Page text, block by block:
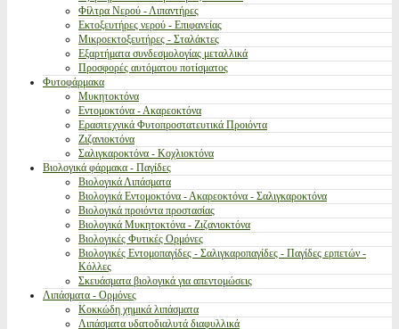
Φίλτρα Νερού - Λιπαντήρες
Εκτοξευτήρες νερού - Επιφανείας
Μικροεκτοξευτήρες - Σταλάκτες
Εξαρτήματα συνδεσμολογίας μεταλλικά
Προσφορές αυτόματου ποτίσματος
Φυτοφάρμακα
Μυκητοκτόνα
Εντομοκτόνα - Ακαρεοκτόνα
Ερασιτεχνικά Φυτοπροστατευτικά Προιόντα
Ζιζανιοκτόνα
Σαλιγκαροκτόνα - Κοχλιοκτόνα
Βιολογικά φάρμακα - Παγίδες
Βιολογικά Λιπάσματα
Βιολογικά Εντομοκτόνα - Ακαρεοκτόνα - Σαλιγκαροκτόνα
Βιολογικά προιόντα προστασίας
Βιολογικά Μυκητοκτόνα - Ζιζανιοκτόνα
Βιολογικές Φυτικές Ορμόνες
Βιολογικές Εντομοπαγίδες - Σαλιγκαροπαγίδες - Παγίδες ερπετών -
Κόλλες
Σκευάσματα βιολογικά για απεντομώσεις
Λιπάσματα - Ορμόνες
Κοκκώδη χημικά λιπάσματα
Λιπάσματα υδατοδιαλυτά διαφυλλικά